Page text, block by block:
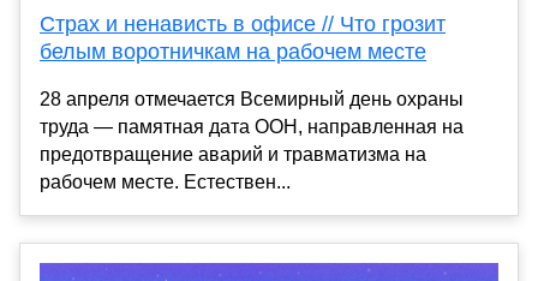
Страх и ненависть в офисе // Что грозит
белым воротничкам на рабочем месте
28 апреля отмечается Всемирный день охраны
труда — памятная дата ООН, направленная на
предотвращение аварий и травматизма на
рабочем месте. Естествен...